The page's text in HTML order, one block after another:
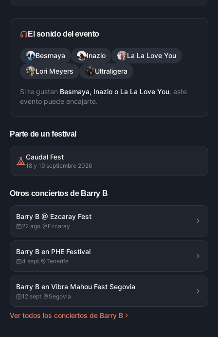
El sonido del evento
Besmaya Inazio
La La Love You
Lori Meyers
Ultraligera
Si te gustan Besmaya, Inazio o La La Love You, este
evento puede encajarte.
Parte de un festival
Caudal Fest
18 y 19 septiembre 2026
Otros conciertos de Barry B
Barry B @ Ezcaray Fest
22 ago. Ezcaray
Barry B en PHE Festival
4 sept. Tenerife
Barry B en Vibra Mahou Fest Segovia
12 sept. Segovia
Ver todos los conciertos de Barry B